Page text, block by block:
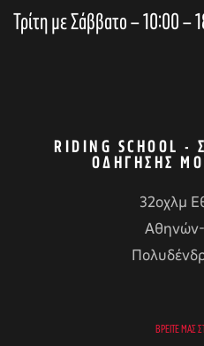
Τρίτη με Σάββατο – 10:00 –
RIDING SCHOOL
ΟΔΉΓΗΣΗΣ
32οχλμ
ΒΡΕΊΤΕ ΜΑΣ